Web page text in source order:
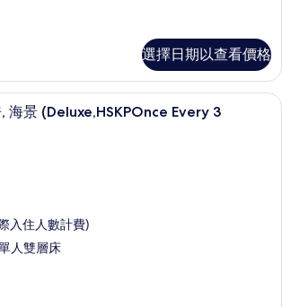
選擇日期以查看價格
家庭客房, 非吸煙房, 海景
海景 (Deluxe,HSKPOnce Every 3
入住人數計費)
人雙層床